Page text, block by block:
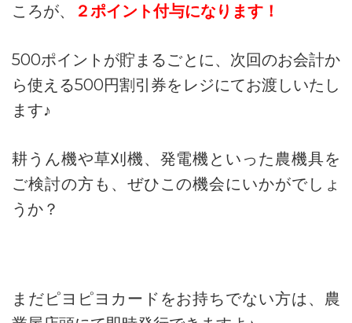
ころが、
２ポイント付与になります！
500ポイントが貯まるごとに、次回のお会計か
ら使える500円割引券をレジにてお渡しいたし
ます♪
耕うん機や草刈機、発電機といった農機具を
ご検討の方も、ぜひこの機会にいかがでしょ
うか？
まだピヨピヨカードをお持ちでない方は、農